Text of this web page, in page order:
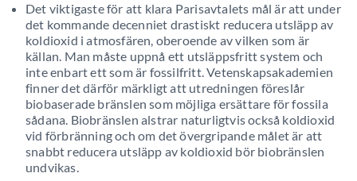
Det viktigaste för att klara Parisavtalets mål är att under
det kommande decenniet drastiskt reducera utsläpp av
koldioxid i atmosfären, oberoende av vilken som är
källan. Man måste uppnå ett utsläppsfritt system och
inte enbart ett som är fossilfritt. Vetenskapsakademien
finner det därför märkligt att utredningen föreslår
biobaserade bränslen som möjliga ersättare för fossila
sådana. Biobränslen alstrar naturligtvis också koldioxid
vid förbränning och om det övergripande målet är att
snabbt reducera utsläpp av koldioxid bör biobränslen
undvikas.